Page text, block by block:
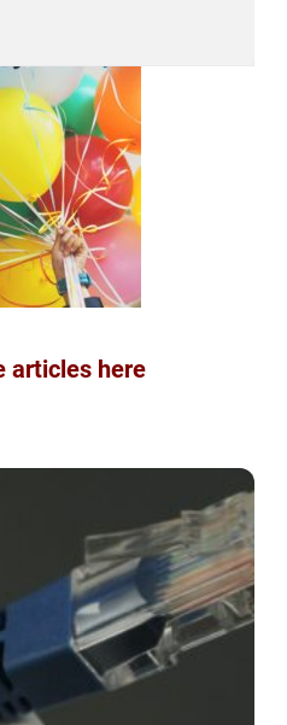
articles here